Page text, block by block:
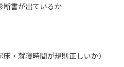
断書が出ているか
・就寝時間が規則正しいか）